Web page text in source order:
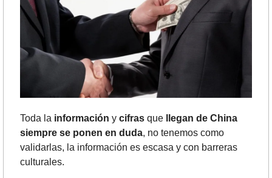
Toda la información y cifras que
llegan de China
siempre se ponen en duda, no tenemos como
validarlas, la información es escasa y con barreras
culturales.